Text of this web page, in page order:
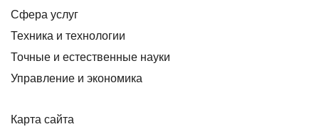
Сфера услуг
Техника и технологии
Точные и естественные науки
Управление и экономика
Карта сайта